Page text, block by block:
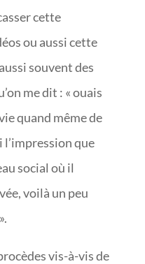
cette
ou aussi cette
souvent des
me dit : « ouais
quand même de
l’impression que
social où il
voilà un peu
vis-à-vis de